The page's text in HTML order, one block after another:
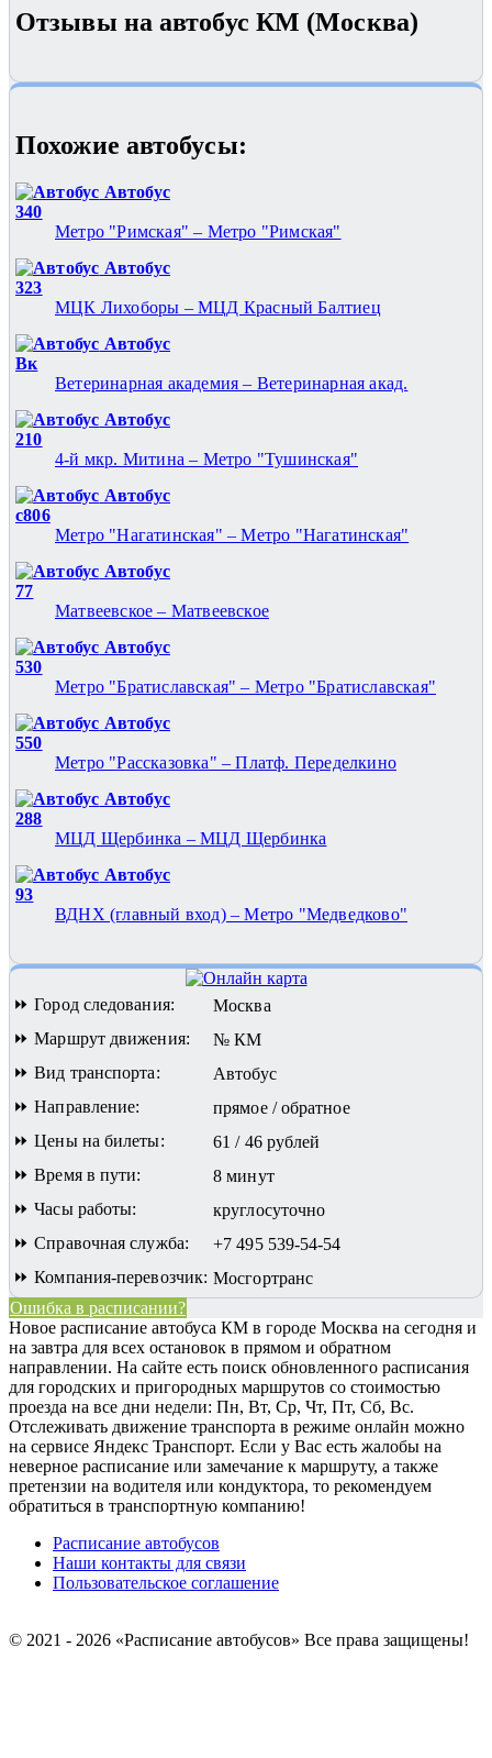
Отзывы на автобус КМ (Москва)
Похожие автобуcы:
Автобус
340
Метро "Римская" – Метро "Римская"
Автобус
323
МЦК Лихоборы – МЦД Красный Балтиец
Автобус
Вк
Ветеринарная академия – Ветеринарная акад.
Автобус
210
4-й мкр. Митина – Метро "Тушинская"
Автобус
с806
Метро "Нагатинская" – Метро "Нагатинская"
Автобус
77
Матвеевское – Матвеевское
Автобус
530
Метро "Братиславская" – Метро "Братиславская"
Автобус
550
Метро "Рассказовка" – Платф. Переделкино
Автобус
288
МЦД Щербинка – МЦД Щербинка
Автобус
93
ВДНХ (главный вход) – Метро "Медведково"
⏩ Город следования:
Москва
⏩ Маршрут движения:
№ КМ
⏩ Вид транспорта:
Автобус
⏩ Направление:
прямое / обратное
⏩ Цены на билеты:
61 / 46 рублей
⏩ Время в пути:
8 минут
⏩ Часы работы:
круглосуточно
⏩ Справочная служба:
+7 495 539-54-54
⏩ Компания-перевозчик: Мосгортранс
Ошибка в расписании?
Новое расписание автобуса КМ в городе Москва на сегодня и
на завтра для всех остановок в прямом и обратном
направлении. На сайте есть поиск обновленного расписания
для городских и пригородных маршрутов со стоимостью
проезда на все дни недели: Пн, Вт, Ср, Чт, Пт, Сб, Вс.
Отслеживать движение транспорта в режиме онлайн можно
на сервисе Яндекс Транспорт. Если у Вас есть жалобы на
неверное расписание или замечание к маршруту, а также
претензии на водителя или кондуктора, то рекомендуем
обратиться в транспортную компанию!
Расписание автобусов
Наши контакты для связи
Пользовательское соглашение
© 2021 - 2026 «Расписание автобусов» Все права защищены!